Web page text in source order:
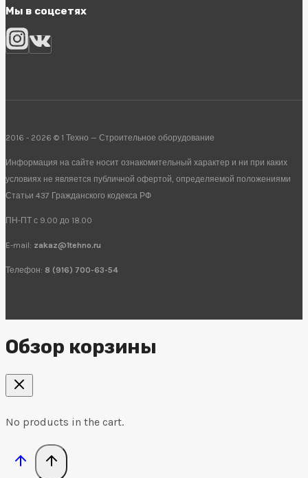
Мы в соцсетях
2016 - 2026 © 1 Техно — Строительное оборудование
Информация на сайте носит ознакомительный характер и ни при каких
условиях не является публичной офертой, определяемой положениями
Статьи 437 Гражданского кодекса РФ
ПН-ПТ с 9.00 до 18.00
E-mail: zakaz@1tehno.ru
Телефон: 8 (916) 700-63-54
Обзор корзины
No products in the cart.